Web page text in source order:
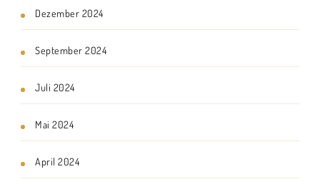
Dezember 2024
September 2024
Juli 2024
Mai 2024
April 2024